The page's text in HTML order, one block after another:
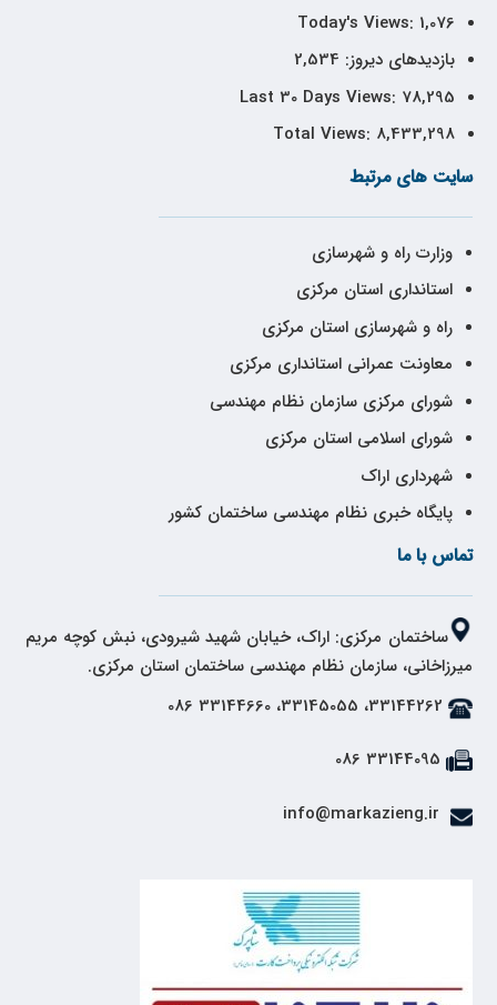
Today's Views: 1,076
بازدیدهای دیروز: 2,534
Last 30 Days Views: 78,295
Total Views: 8,433,298
سایت های مرتبط
وزارت راه و شهرسازی
استانداری استان مرکزی
راه و شهرسازی استان مرکزی
معاونت عمرانی استانداری مرکزی
شورای مرکزی سازمان نظام مهندسی
شورای اسلامی استان مرکزی
شهرداری اراک
پایگاه خبری نظام مهندسی ساختمان کشور
تماس با ما
ساختمان مرکزی: اراک، خیابان شهید شیرودی، نبش کوچه مریم
میرزاخانی، سازمان نظام مهندسی ساختمان استان مرکزی.
33144262، 33145055، 33144660 086
33144095 086